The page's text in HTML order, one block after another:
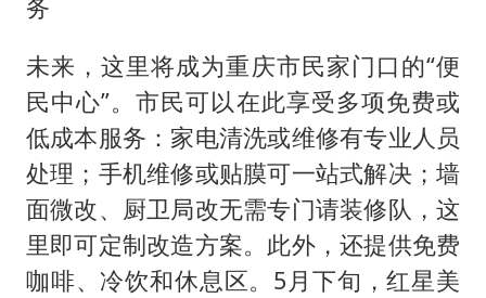
务
未来，这里将成为重庆市民家门口的“便
民中心”。市民可以在此享受多项免费或
低成本服务：家电清洗或维修有专业人员
处理；手机维修或贴膜可一站式解决；墙
面微改、厨卫局改无需专门请装修队，这
里即可定制改造方案。此外，还提供免费
咖啡、冷饮和休息区。5月下旬，红星美